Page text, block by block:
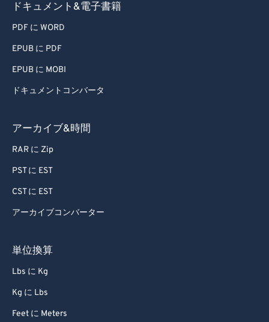
ドキュメント&電子書籍
PDF に WORD
EPUB に PDF
EPUB に MOBI
ドキュメントコンバータ
アーカイブ&時間
RAR に Zip
PST に EST
CST に EST
アーカイブコンバーター
単位換算
Lbs に Kg
Kg に Lbs
Feet に Meters